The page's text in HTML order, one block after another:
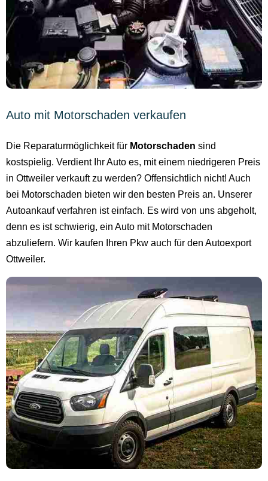
Auto mit Motorschaden verkaufen
Die Reparaturmöglichkeit für Motorschaden sind
kostspielig. Verdient Ihr Auto es, mit einem niedrigeren Preis
in Ottweiler verkauft zu werden? Offensichtlich nicht! Auch
bei Motorschaden bieten wir den besten Preis an. Unserer
Autoankauf verfahren ist einfach. Es wird von uns abgeholt,
denn es ist schwierig, ein Auto mit Motorschaden
abzuliefern. Wir kaufen Ihren Pkw auch für den Autoexport
Ottweiler.